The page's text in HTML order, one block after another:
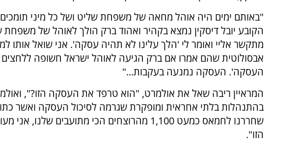
"באותם ימים היה אוהל מחאה של משפחת שליט ושל כל מיני תומכים
הקובע יובל דיסקין נמצא בקהיר ואהוד ברק הולך לאוהל של משפחת
מתקשר אליי ואומר לי 'הלך עלינו לא תהיה עסקה'. אני שואל אותו
אבסולוטית שהם אמרו אם ברק הגיעה לאוהל ישראל חשופה
העסקה'. העסקה נמנעה בעקבות..."
המראיין ריבה שאל את אולמרט, "הוא טרפד את העסקה הזו?",
בהתנהלות בלתי אחראית ומופקרת שגרמה לסיכול העסקה ואשר
שחררנו לחמאס כמעט 1,100 מהרוצחים הכי
הזו".